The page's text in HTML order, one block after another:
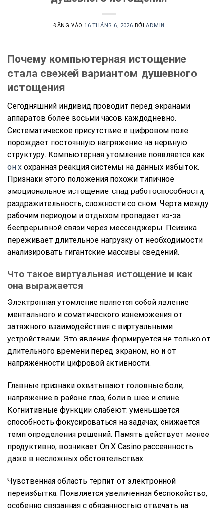
ĐĂNG VÀO16 THÁNG 6, 2026 BỞI ADMIN
Почему компьютерная истощение
стала свежей вариантом душевного
истощения
Сегодняшний индивид проводит перед экранами
аппаратов более восьми часов каждодневно.
Систематическое присутствие в цифровом поле
порождает постоянную напряжение на нервную
структуру. Компьютерная утомление появляется как
он х охранная реакция системы на данных избыток.
Признаки этого положения похожи типичное
эмоциональное истощение: спад работоспособности,
раздражительность, сложности со сном. Черта между
рабочим периодом и отдыхом пропадает из-за
беспрерывной связи через мессенджеры. Психика
переживает длительное нагрузку от необходимости
анализировать гигантские массивы сведений.
Что такое виртуальная истощение и как
она выражается
Электронная утомление является собой явление
ментального и соматического изнеможения от
затяжного взаимодействия с виртуальными
устройствами. Это явление формируется не только от
длительного времени перед экраном, но и от
напряжённости цифровой активности.
Главные признаки охватывают головные боли,
напряжение в районе глаз, боли в шее и спине.
Когнитивные функции слабеют: уменьшается
способность фокусироваться на задачах, снижается
темп определения решений. Память действует менее
продуктивно, возникает On X Casino рассеянность
даже в несложных обстоятельствах.
Чувственная область терпит от электронной
переизбытка. Появляется увеличенная беспокойство,
особенно связанная с обязанностью отвечать на